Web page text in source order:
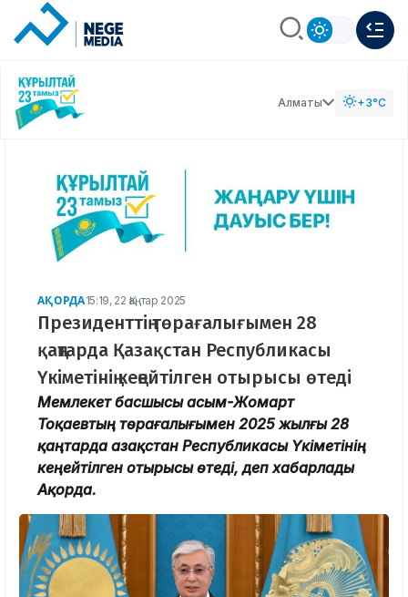
Алматы +3°C
АҚОРДА15:19, 22 Қаңтар 2025
Президенттің төрағалығымен 28
қаңтарда Қазақстан Республикасы
Үкіметінің кеңейтілген отырысы өтеді
Мемлекет басшысы Қасым-Жомарт
Тоқаевтың төрағалығымен 2025 жылғы 28
қаңтарда Қазақстан Республикасы Үкіметінің
кеңейтілген отырысы өтеді, деп хабарлады
Ақорда.